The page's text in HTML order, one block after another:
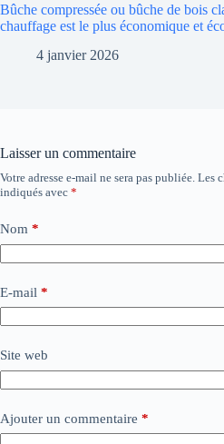
Bûche compressée ou bûche de bois
chauffage est le plus économique et
4 janvier 2026
Laisser un commentaire
Votre adresse e-mail ne sera pas publiée. Les
indiqués avec *
Nom *
E-mail *
Site web
Ajouter un commentaire *